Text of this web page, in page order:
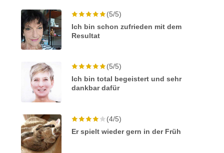
(5/5)
Ich bin schon zufrieden mit dem
Resultat
(5/5)
Ich bin total begeistert und sehr
dankbar dafür
(4/5)
Er spielt wieder gern in der Früh